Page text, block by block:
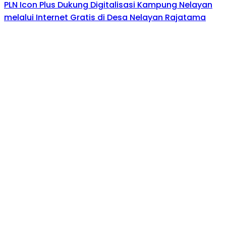
PLN Icon Plus Dukung Digitalisasi Kampung Nelayan
melalui Internet Gratis di Desa Nelayan Rajatama